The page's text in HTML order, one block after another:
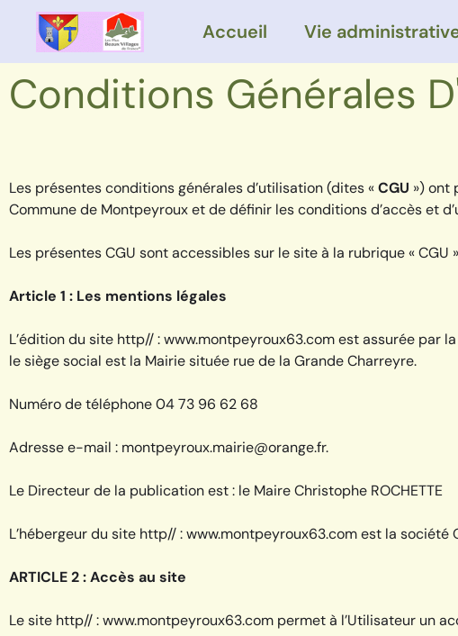
Accueil Vie
Conditions Générales
Les présentes conditions générales d’utilisation (dites «CGU ») ont
Commune de Montpeyroux et de définir les conditions d’accès et
Les présentes CGU sont accessibles sur le site à la rubrique « CGU
Article 1 : Les mentions légales
L’édition du site http// : www.montpeyroux63.com est assurée par
le siège social est la Mairie située rue de la Grande Charreyre.
Numéro de téléphone 04 73 96 62 68
Adresse e-mail : montpeyroux.mairie@orange.fr.
Le Directeur de la publication est : le Maire Christophe ROCHETTE
L’hébergeur du site http// : www.montpeyroux63.com est la
ARTICLE 2 : Accès au site
Le site http// : www.montpeyroux63.com permet à l’Utilisateur un